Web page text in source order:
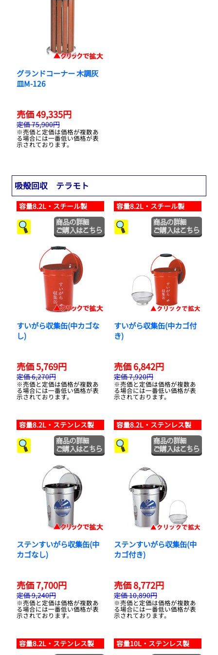
グランドコーナー 木調灰
皿M-126
売価 49,335円
定価 75,900円
※売価と定価は価格が複数あ
る場合には一番低い価格が表
示されております。
吸殻回収 テラモト
容量8.2L・スチール製
すいがら収集缶(中カゴな
し)
売価 5,769円
定価 6,270円
※売価と定価は価格が複数あ
る場合には一番低い価格が表
示されております。
容量8.2L・スチール製
すいがら収集缶(中カゴ付
き)
売価 6,842円
定価 7,920円
※売価と定価は価格が複数あ
る場合には一番低い価格が表
示されております。
容量8.2L・ステンレス製
ステンすいがら収集缶(中
カゴなし)
売価 7,700円
定価 9,240円
※売価と定価は価格が複数あ
る場合には一番低い価格が表
示されております。
容量8.2L・ステンレス製
ステンすいがら収集缶(中
カゴ付き)
売価 8,772円
定価 10,890円
※売価と定価は価格が複数あ
る場合には一番低い価格が表
示されております。
容量8.2L・ステンレス製 容量10L・ステンレス製